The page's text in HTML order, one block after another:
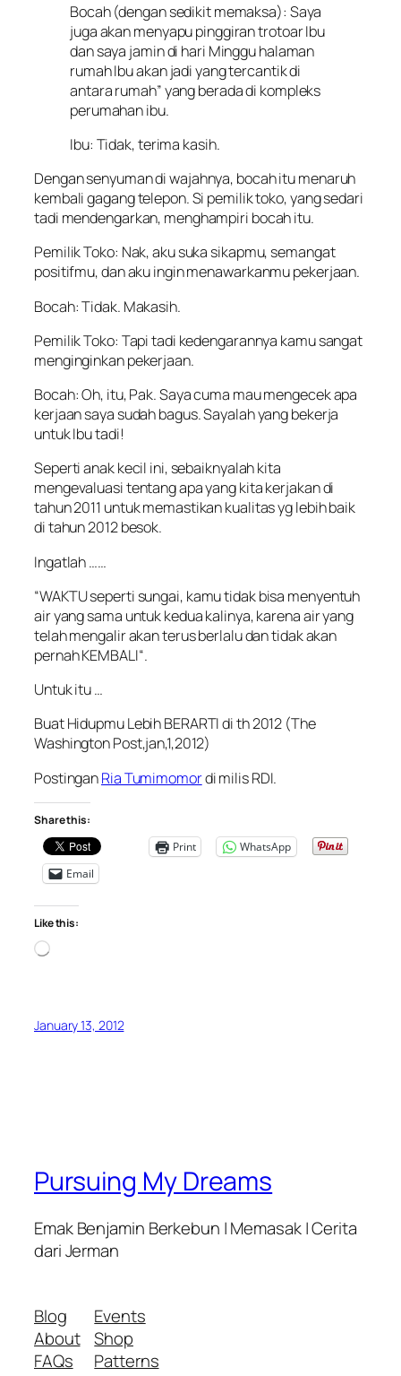
Bocah (dengan sedikit memaksa): Saya
juga akan menyapu pinggiran trotoar Ibu
dan saya jamin di hari Minggu halaman
rumah Ibu akan jadi yang tercantik di
antara rumah” yang berada di kompleks
perumahan ibu.
Ibu: Tidak, terima kasih.
Dengan senyuman di wajahnya, bocah itu menaruh
kembali gagang telepon. Si pemilik toko, yang sedari
tadi mendengarkan, menghampiri bocah itu.
Pemilik Toko: Nak, aku suka sikapmu, semangat
positifmu, dan aku ingin menawarkanmu pekerjaan.
Bocah: Tidak. Makasih.
Pemilik Toko: Tapi tadi kedengarannya kamu sangat
menginginkan pekerjaan.
Bocah: Oh, itu, Pak. Saya cuma mau mengecek apa
kerjaan saya sudah bagus. Sayalah yang bekerja
untuk Ibu tadi!
Seperti anak kecil ini, sebaiknyalah kita
mengevaluasi tentang apa yang kita kerjakan di
tahun 2011 untuk memastikan kualitas yg lebih baik
di tahun 2012 besok.
Ingatlah ……
“WAKTU seperti sungai, kamu tidak bisa menyentuh
air yang sama untuk kedua kalinya, karena air yang
telah mengalir akan terus berlalu dan tidak akan
pernah KEMBALI“.
Untuk itu …
Buat Hidupmu Lebih BERARTI di th 2012 (The
Washington Post,jan,1,2012)
PostinganRia Tumimomordi milis RDI.
Share this:
Print
WhatsApp
Email
Like this:
Loading…
January 13, 2012
Pursuing My Dreams
Emak Benjamin Berkebun | Memasak | Cerita
dari Jerman
Blog
About
FAQs
Events
Shop
Patterns